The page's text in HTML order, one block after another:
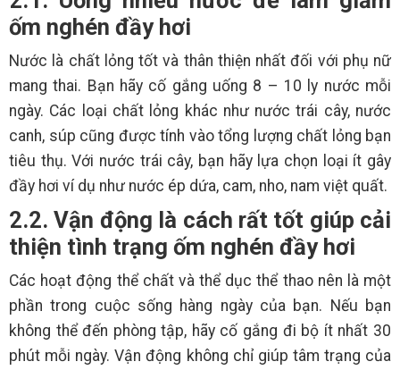
ốm nghén đầy hơi
Nước là chất lỏng tốt và thân thiện nhất đối với phụ nữ
mang thai. Bạn hãy cố gắng uống 8 – 10 ly nước mỗi
ngày. Các loại chất lỏng khác như nước trái cây, nước
canh, súp cũng được tính vào tổng lượng chất lỏng bạn
tiêu thụ. Với nước trái cây, bạn hãy lựa chọn loại ít gây
đầy hơi ví dụ như nước ép dứa, cam, nho, nam việt quất.
2.2. Vận động là cách rất tốt giúp cải
thiện tình trạng ốm nghén đầy hơi
Các hoạt động thể chất và thể dục thể thao nên là một
phần trong cuộc sống hàng ngày của bạn. Nếu bạn
không thể đến phòng tập, hãy cố gắng đi bộ ít nhất 30
phút mỗi ngày. Vận động không chỉ giúp tâm trạng của